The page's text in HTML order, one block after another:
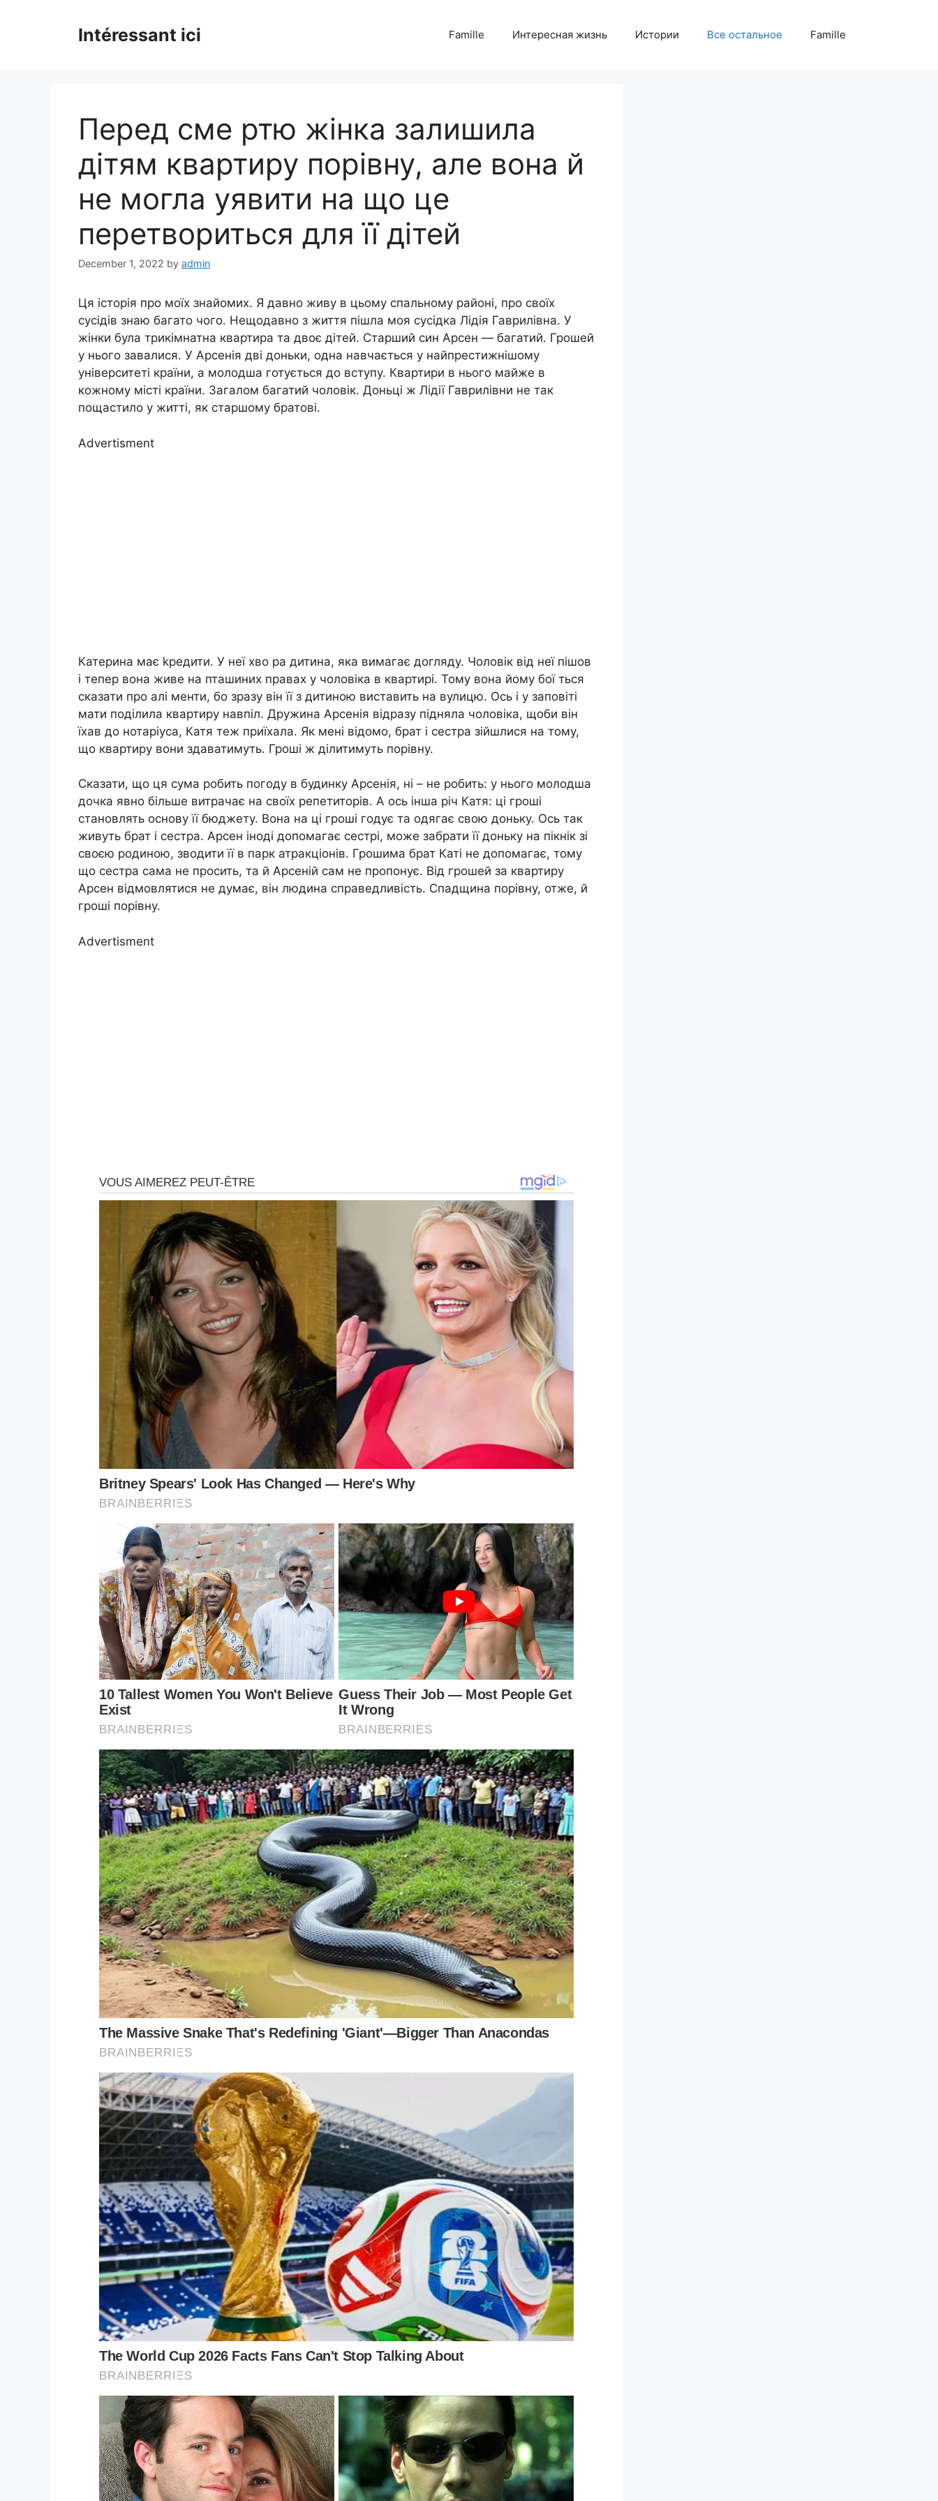
Intéressant ici Famille Интересная жизнь Истории Все остальное Famille
Перед сме ртю жінка залишила
дітям квартиру порівну, але вона й
не могла уявити на що це
перетвориться для її дітей
December 1, 2022 by admin
Ця історія про моїх знайомих. Я давно живу в цьому спальному районі, про своїх
сусідів знаю багато чого. Нещодавно з життя пішла моя сусідка Лідія Гаврилівна. У
жінки була трикімнатна квартира та двоє дітей. Старший син Арсен — багатий. Грошей
у нього завалися. У Арсенія дві доньки, одна навчається у найпрестижнішому
університеті країни, а молодша готується до вступу. Квартири в нього майже в
кожному місті країни. Загалом багатий чоловік. Доньці ж Лідії Гаврилівни не так
пощастило у житті, як старшому братові.
Advertisment
Катерина має kредити. У неї хво ра дитина, яка вимагає догляду. Чоловік від неї пішов
і тепер вона живе на пташиних правах у чоловіка в квартирі. Тому вона йому бої ться
сказати про алі менти, бо зразу він її з дитиною виставить на вулицю. Ось і у заповіті
мати поділила квартиру навпіл. Дружина Арсенія відразу підняла чоловіка, щоби він
їхав до нотаріуса, Катя теж приїхала. Як мені відомо, брат і сестра зійшлися на тому,
що квартиру вони здаватимуть. Гроші ж ділитимуть порівну.
Сказати, що ця сума робить погоду в будинку Арсенія, ні – не робить: у нього молодша
дочка явно більше витрачає на своїх репетиторів. А ось інша річ Катя: ці гроші
становлять основу її бюджету. Вона на ці гроші годує та одягає свою доньку. Ось так
живуть брат і сестра. Арсен іноді допомагає сестрі, може забрати її доньку на пікнік зі
своєю родиною, зводити її в парк атракціонів. Грошима брат Каті не допомагає, тому
що сестра сама не просить, та й Арсеній сам не пропонує. Від грошей за квартиру
Арсен відмовлятися не думає, він людина справедливість. Спадщина порівну, отже, й
гроші порівну.
Advertisment